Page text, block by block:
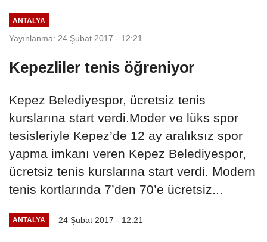
ANTALYA
Yayınlanma: 24 Şubat 2017 - 12:21
Kepezliler tenis öğreniyor
Kepez Belediyespor, ücretsiz tenis
kurslarına start verdi.Moder ve lüks spor
tesisleriyle Kepez’de 12 ay aralıksız spor
yapma imkanı veren Kepez Belediyespor,
ücretsiz tenis kurslarına start verdi. Modern
tenis kortlarında 7’den 70’e ücretsiz...
ANTALYA 24 Şubat 2017 - 12:21